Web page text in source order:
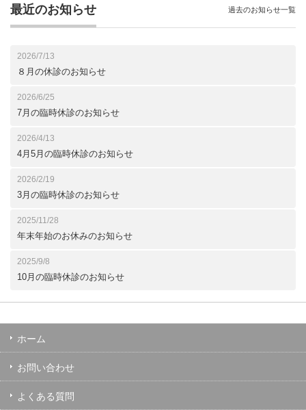
最近のお知らせ
2026/7/13
８月の休診のお知らせ
2026/6/25
7月の臨時休診のお知らせ
2026/4/13
4月5月の臨時休診のお知らせ
2026/2/19
3月の臨時休診のお知らせ
2025/11/28
年末年始のお休みのお知らせ
2025/9/8
10月の臨時休診のお知らせ
過去のお知らせ一覧
ホーム
お問い合わせ
よくある質問